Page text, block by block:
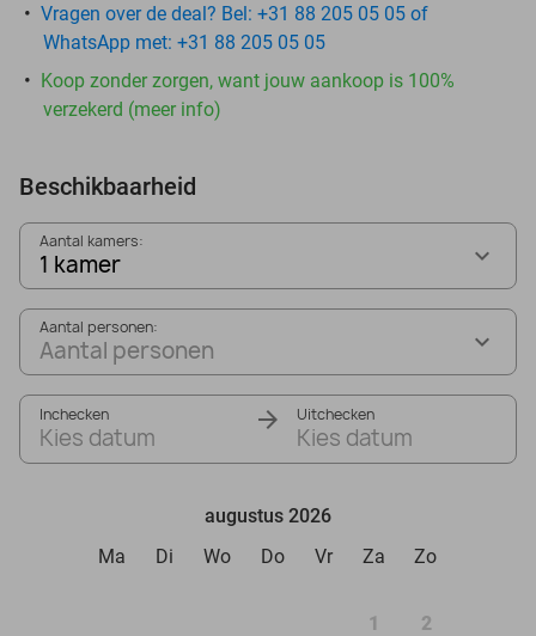
Vragen over de deal? Bel: +31 88 205 05 05 of
WhatsApp met: +31 88 205 05 05
Koop zonder zorgen, want jouw aankoop is 100%
verzekerd (meer info)
Beschikbaarheid
Aantal kamers:
1 kamer
Aantal personen:
Aantal personen
Inchecken
Kies datum
Uitchecken
Kies datum
augustus 2026
Ma
Di Wo Do Vr Za Zo
1 2